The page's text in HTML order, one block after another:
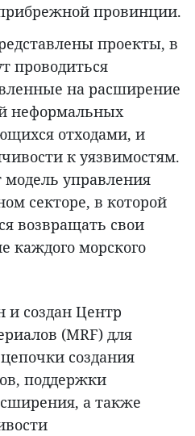
провинции.
проекты, в
проводиться
на расширение
неформальных
отходами, и
к уязвимостям.
управления
секторе, в которой
возвращать свои
каждого морского
и создан Центр
(MRF) для
создания
поддержки
а также